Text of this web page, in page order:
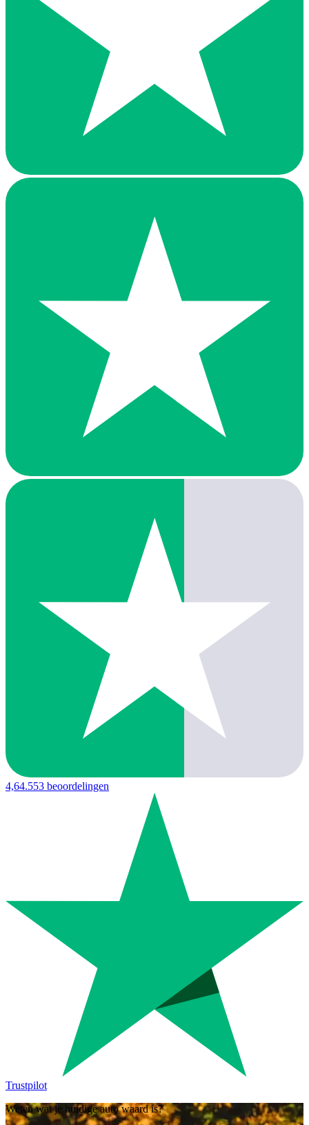
4,64.553 beoordelingen
Trustpilot
Weten wat je huidige auto waard is?